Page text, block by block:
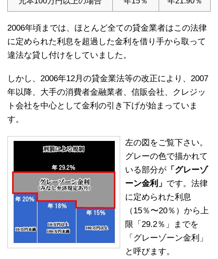
2006年頃までは、ほとんど全ての貸金業者はこの法律
に定められた利息を超過した金利を借り手から取って
違法な貸し付けをしていました。
しかし、2006年12月の貸金業法等の改正により、2007
年以降、大手の消費者金融業者、信販会社、クレジッ
ト会社を中心として金利の引き下げが始まっていま
す。
左の図をご覧下さい。
グレーの色で描かれて
いる部分が 「グレーゾ
ーン金利」 です。法律
に定められた利息
（15％〜20％）から上
限「29.2％」までを
「グレーゾーン金利」
と呼びます。